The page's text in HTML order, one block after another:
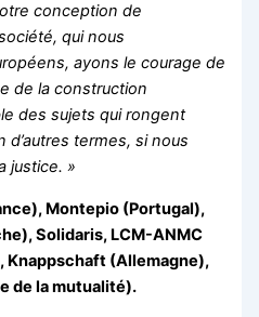
conception de
qui nous
ayons le courage de
de la construction
des sujets qui rongent
d’autres termes, si nous
justice. »
Montepio (Portugal),
Solidaris, LCM-ANMC
Knappschaft (Allemagne),
de la mutualité).